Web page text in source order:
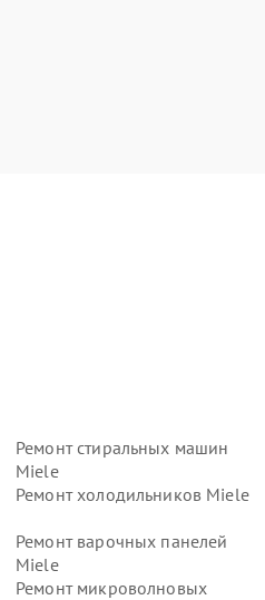
Ремонт стиральных машин
Miele
Ремонт холодильников Miele
Ремонт варочных панелей
Miele
Ремонт микроволновых